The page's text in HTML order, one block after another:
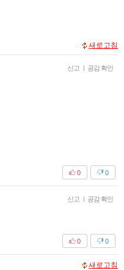
새로고침
신고 | 공감 확인
0
0
신고 | 공감 확인
0
0
새로고침